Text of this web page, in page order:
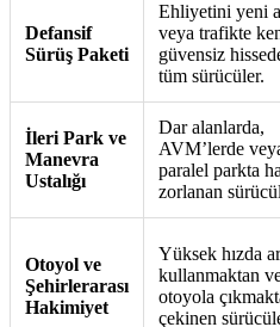
Defansif
Sürüş Paketi
Ehliyetini yeni
veya trafikte
güvensiz
tüm sürücüler.
İleri Park ve
Manevra
Ustalığı
Dar alanlarda,
AVM’lerde
paralel parkta
zorlanan
Otoyol ve
Şehirlerarası
Hakimiyet
Yüksek hızda
kullanmaktan
otoyola
çekinen